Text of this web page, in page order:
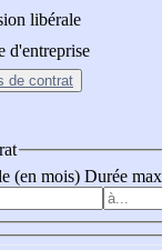
libérale
d'entreprise
de contrat
(en mois) Durée